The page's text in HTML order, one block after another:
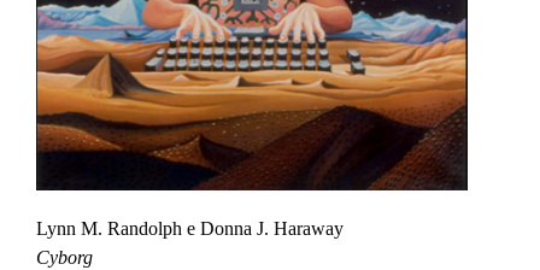
Lynn M. Randolph e Donna J. Haraway
Cyborg